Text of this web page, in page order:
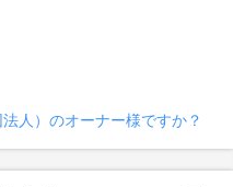
人）のオーナー様ですか？